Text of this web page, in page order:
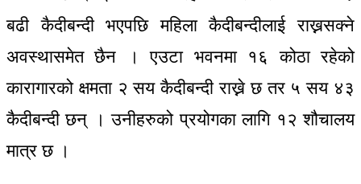
बढी कैदीबन्दी भएपछि महिला कैदीबन्दीलाई राख्नसक्ने
अवस्थासमेत छैन । एउटा भवनमा १६ कोठा रहेको
कारागारको क्षमता २ सय कैदीबन्दी राख्ने छ तर ५ सय ४३
कैदीबन्दी छन् । उनीहरुको प्रयोगका लागि १२ शौचालय
मात्र छ ।